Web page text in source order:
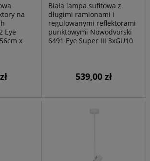
na
Eye
x
Biała lampa sufitowa z
długimi ramionami i
regulowanymi reflektorami
punktowymi Nowodvorski
6491 Eye Super III 3xGU10
539,00 zł